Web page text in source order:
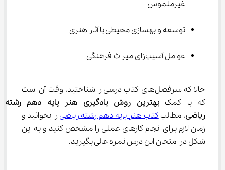
غیرملموس
توسعه و بهسازی محیطی با آثار هنری
عوامل آسیب‌زای میراث فرهنگی
حالا که سرفصل‌های کتاب درسی را شناختید، وقت آن است
که با کمک بهترین روش یادگیری هنر پایه دهم رشته
ریاضی، مطالب کتاب هنر پایه دهم رشته ریاضی را بخوانید و
زمان لازم برای انجام کارهای عملی را مشخص کنید و به این
شکل در امتحان این درس نمره عالی بگیرید.